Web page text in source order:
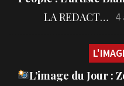
LA REDACTION 4
L’image du Jour :